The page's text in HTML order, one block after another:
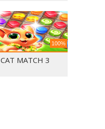
100%
CAT MATCH 3